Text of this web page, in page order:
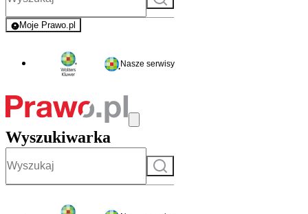
Moje Prawo.pl
- rejestracja i logowanie do serwisu
Nasze serwisy
Wyszukiwarka
Szukaj